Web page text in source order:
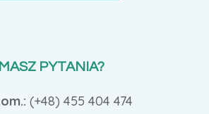
MASZ PYTANIA?
(+48) 455 404 474